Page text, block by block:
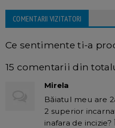
COMENTARII VIZITATORI
Ce sentimente ti-a
15 comentarii din
Mirela
Băiatul meu are
2 superior
inafara de